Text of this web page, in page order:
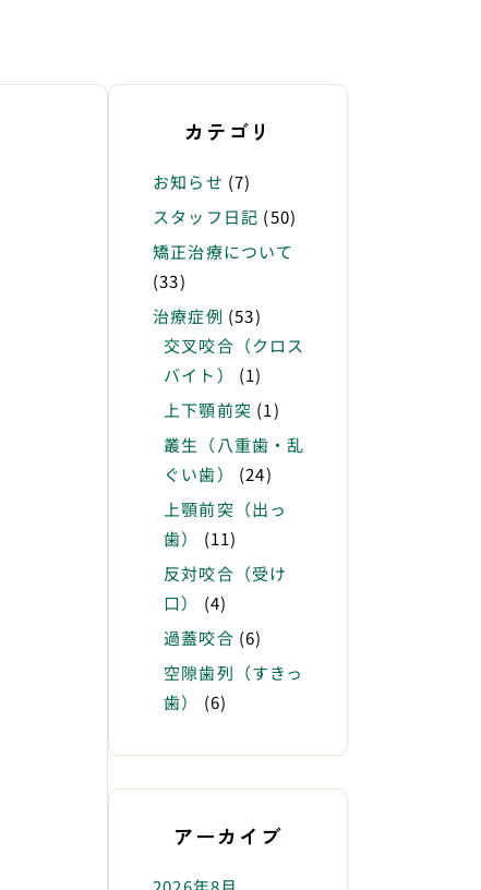
カテゴリ
お知らせ (7)
スタッフ日記 (50)
矯正治療について
(33)
治療症例 (53)
交叉咬合（クロス
バイト）
(1)
上下顎前突 (1)
叢生（八重歯・乱
ぐい歯）
(24)
上顎前突（出っ
歯）
(11)
反対咬合（受け
口）
(4)
過蓋咬合 (6)
空隙歯列（すきっ
歯）
(6)
アーカイブ